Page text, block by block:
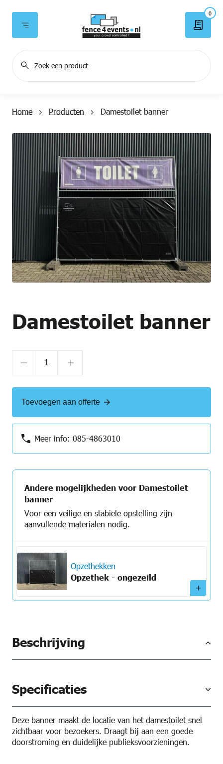
0
Home Producten Damestoilet banner
Damestoilet banner
banner
aantal
Toevoegen aan offerte
Meer info: 085-4863010
Andere mogelijkheden voor Damestoilet
banner
Voor een veilige en stabiele opstelling zijn
aanvullende materialen nodig.
Opzethekken
Opzethek - ongezeild
Beschrijving
Specificaties
Deze banner maakt de locatie van het damestoilet snel
zichtbaar voor bezoekers. Draagt bij aan een goede
doorstroming en duidelijke publieksvoorzieningen.